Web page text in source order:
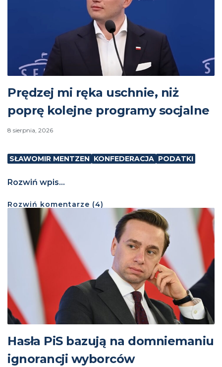
Prędzej mi ręka uschnie, niż
poprę kolejne programy socjalne
8 sierpnia, 2026
SŁAWOMIR MENTZEN KONFEDERACJA PODATKI
Rozwiń wpis...
Rozwiń komentarze (4)
Hasła PiS bazują na domniemaniu
ignorancji wyborców